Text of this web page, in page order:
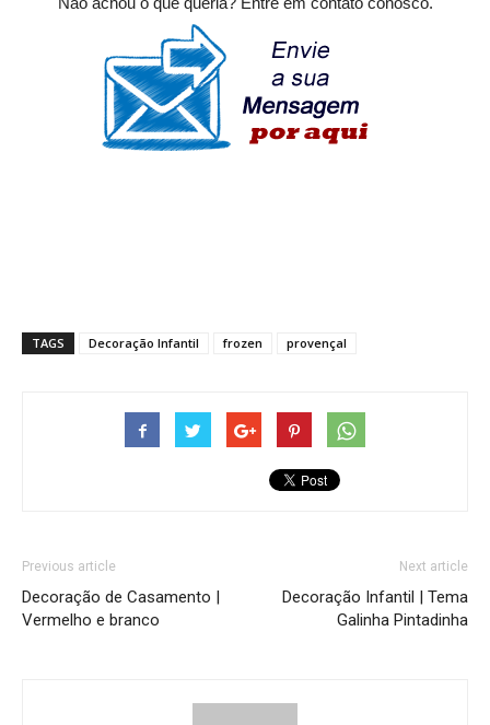
TAGS Decoração Infantil frozen provençal
Previous article
Decoração de Casamento |
Vermelho e branco
Next article
Decoração Infantil | Tema
Galinha Pintadinha